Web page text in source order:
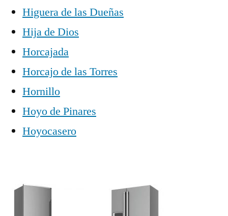
Higuera de las Dueñas
Hija de Dios
Horcajada
Horcajo de las Torres
Hornillo
Hoyo de Pinares
Hoyocasero